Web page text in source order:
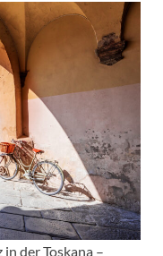
der Toskana –